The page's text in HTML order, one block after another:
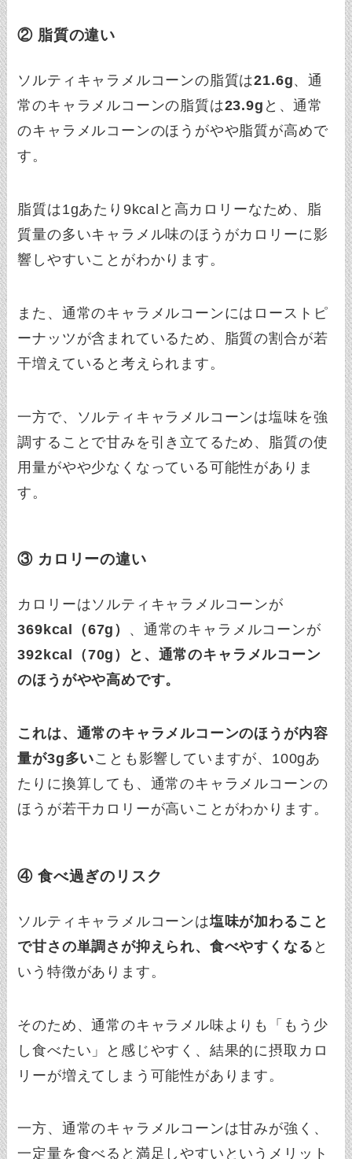
② 脂質の違い
ソルティキャラメルコーンの脂質は21.6g、通
常のキャラメルコーンの脂質は23.9g と、通常
のキャラメルコーンのほうがやや脂質が高めで
す。
脂質は1gあたり9kcalと高カロリーなため、脂
質量の多いキャラメル味のほうがカロリーに影
響しやすいことがわかります。
また、通常のキャラメルコーンにはローストピ
ーナッツが含まれているため、脂質の割合が若
干増えていると考えられます。
一方で、ソルティキャラメルコーンは塩味を強
調することで甘みを引き立てるため、脂質の使
用量がやや少なくなっている可能性がありま
す。
③ カロリーの違い
カロリーはソルティキャラメルコーンが
369kcal（67g） 、通常のキャラメルコーンが
392kcal（70g）と、通常のキャラメルコーン
のほうがやや高めです。
これは、通常のキャラメルコーンのほうが内容
量が3g多いことも影響していますが、100gあ
たりに換算しても、通常のキャラメルコーンの
ほうが若干カロリーが高いことがわかります。
④ 食べ過ぎのリスク
ソルティキャラメルコーンは塩味が加わること
で甘さの単調さが抑えられ、食べやすくなる と
いう特徴があります。
そのため、通常のキャラメル味よりも「もう少
し食べたい」と感じやすく、結果的に摂取カロ
リーが増えてしまう可能性があります。
一方、通常のキャラメルコーンは甘みが強く、
一定量を食べると満足しやすいというメリット